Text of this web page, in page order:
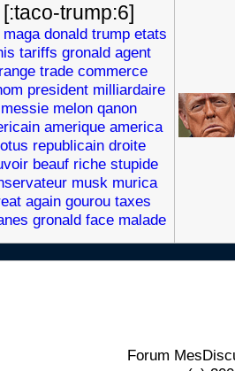
[:taco-trump:6]
maga donald trump etats
tariffs gronald agent
trade commerce
president milliardaire
messie melon qanon
amerique america
republicain droite
beauf riche stupide
musk murica
again gourou taxes
gronald face malade
Forum